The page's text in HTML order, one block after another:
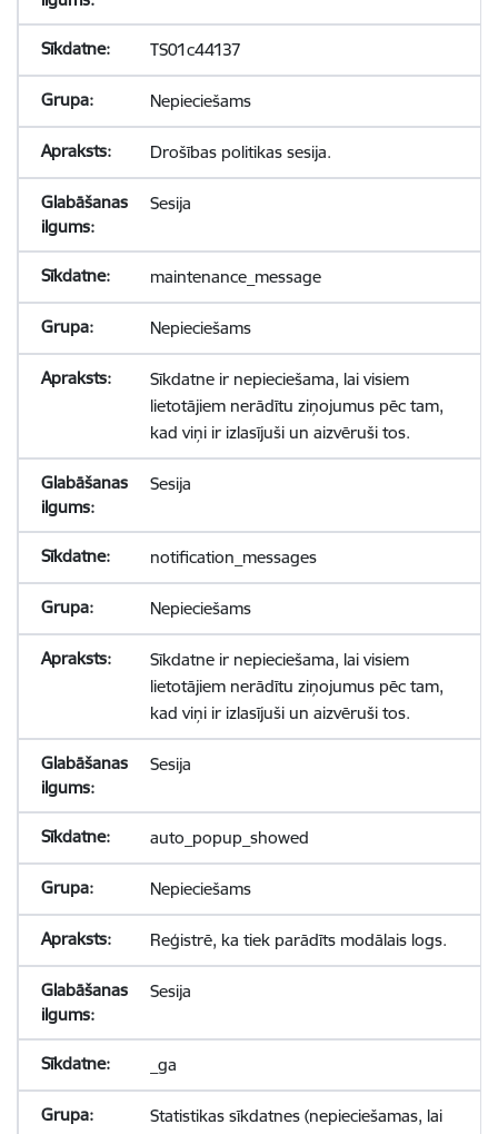
TS01c44137
Nepieciešams
Drošības politikas sesija.
Sesija
maintenance_message
Nepieciešams
Sīkdatne ir nepieciešama, lai visiem
lietotājiem nerādītu ziņojumus pēc tam,
kad viņi ir izlasījuši un aizvēruši tos.
Sesija
notification_messages
Nepieciešams
Sīkdatne ir nepieciešama, lai visiem
lietotājiem nerādītu ziņojumus pēc tam,
kad viņi ir izlasījuši un aizvēruši tos.
Sesija
auto_popup_showed
Nepieciešams
Reģistrē, ka tiek parādīts modālais logs.
Sesija
_ga
Statistikas sīkdatnes (nepieciešamas, lai